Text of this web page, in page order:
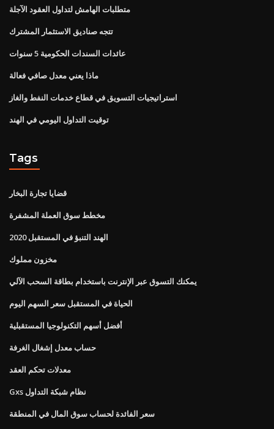
متطلبات الهامش لتداول العقود الآجلة
تتجه صناديق الاستثمار المشترك
عائدات السندات الحكومية 5 سنوات
ماذا يعني معدل صافي فعالة
استراتيجيات التسويق في قطاع خدمات النفط والغاز
توقيت التداول اليومي في الهند
Tags
قضايا تجارة البخار
مخطط سوق العملة المشفرة
الهند التنبؤ في المستقبل 2020
مخزون مملوك
يمكنك التسوق عبر الإنترنت باستخدام بطاقة السحب الآلي
الحياة في المستقبل سعر السهم اليوم
أفضل أسهم التكنولوجيا المستقبلية
حساب معدل إشغال الغرفة
معدلات تحكم العقد
Gxs نظام شبكة التداول
سعر الفائدة لحساب سوق المال في المنطقة